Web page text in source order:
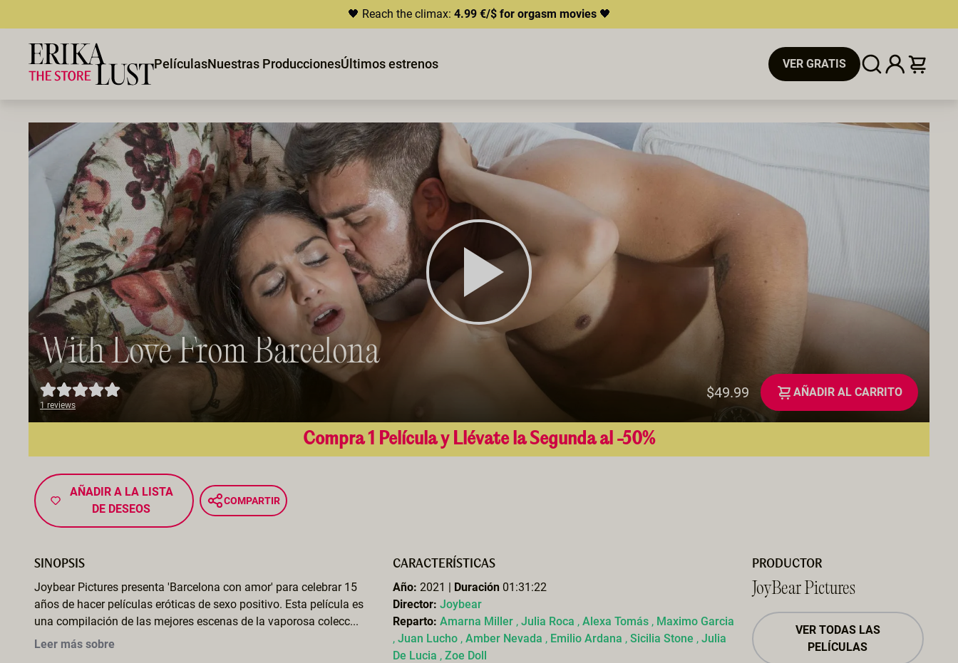
🖤 Reach the climax: 4.99 €/$ for orgasm movies🖤
PelículasNuestras ProduccionesÚltimos estrenos VER GRATIS
With Love From Barcelona
1 reviews
$49.99 AÑADIR AL CARRITO
Compra 1 Película y Llévate la Segunda al -50%
AÑADIR A LA LISTA
DE DESEOS
COMPARTIR
SINOPSIS
Joybear Pictures presenta 'Barcelona con amor' para celebrar 15
años de hacer películas eróticas de sexo positivo. Esta película es
una compilación de las mejores escenas de la vaporosa colecc...
Leer más sobre
CARACTERÍSTICAS
Año: 2021 | Duración 01:31:22
Director:Joybear
Reparto:Amarna Miller ,Julia Roca ,Alexa Tomás , Maximo Garcia
,Juan Lucho ,Amber Nevada , Emilio Ardana ,Sicilia Stone ,Julia
De Lucia ,Zoe Doll
PRODUCTOR
JoyBear Pictures
VER TODAS LAS
PELÍCULAS